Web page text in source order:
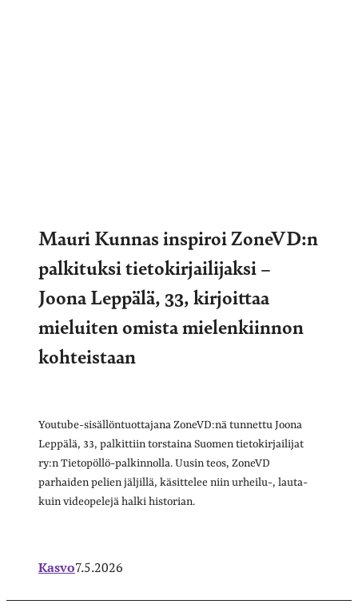
Mauri Kunnas inspiroi ZoneVD:n
palkituksi tietokirjailijaksi –
Joona Leppälä, 33, kirjoittaa
mieluiten omista mielenkiinnon
kohteistaan
Youtube-sisällöntuottajana ZoneVD:nä tunnettu Joona
Leppälä, 33, palkittiin torstaina Suomen tietokirjailijat
ry:n Tietopöllö-palkinnolla. Uusin teos, ZoneVD
parhaiden pelien jäljillä, käsittelee niin urheilu-, lauta-
kuin videopelejä halki historian.
Kasvo7.5.2026